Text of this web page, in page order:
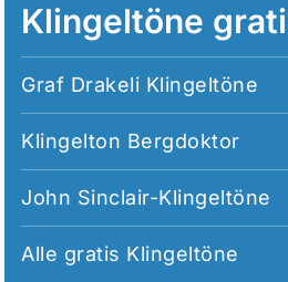
Klingeltöne
Graf Drakeli Klingeltöne
Klingelton Bergdoktor
John Sinclair-Klingeltöne
Alle gratis Klingeltöne